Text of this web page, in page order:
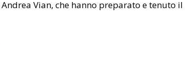
Andrea Vian, che hanno preparato e tenuto il